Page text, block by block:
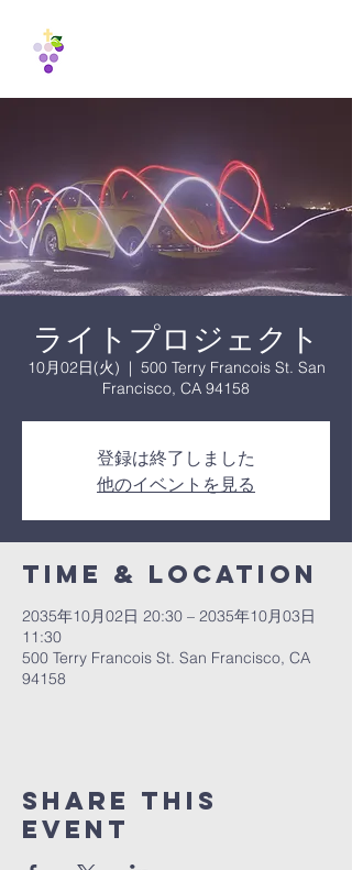
ライトプロジェクト
10月02日(火)
  |
500 Terry Francois St. San
Francisco, CA 94158
登録は終了しました
他のイベントを見る
Time & Location
2035年10月02日 20:30 – 2035年10月03日
11:30
500 Terry Francois St. San Francisco, CA
94158
Share This
Event